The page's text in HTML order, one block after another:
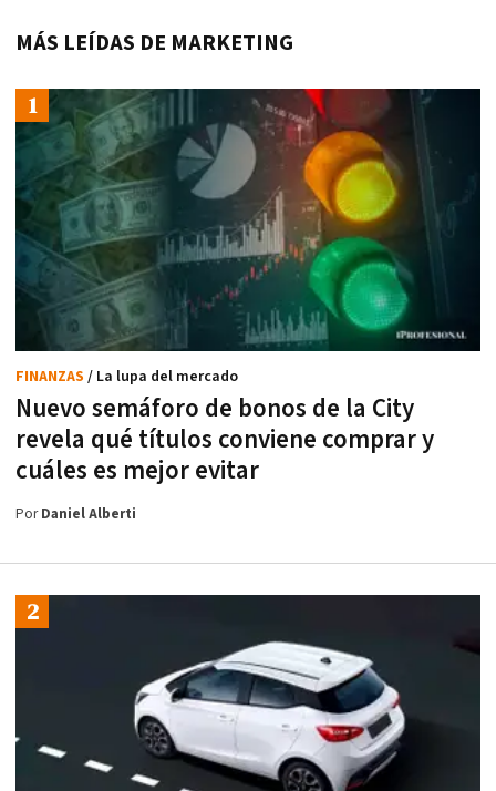
MÁS LEÍDAS DE MARKETING
Nuevo semáforo de bonos de la City
revela qué títulos conviene comprar y
cuáles es mejor evitar
FINANZAS / La lupa del mercado
PorDaniel Alberti